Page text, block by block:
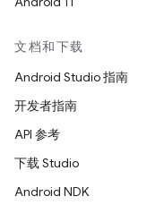
文档和下载
Android Studio 指南
开发者指南
API 参考
下载 Studio
Android NDK